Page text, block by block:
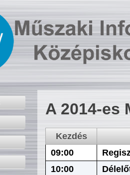
A 2014-es
Kezdés
09:00
10:00